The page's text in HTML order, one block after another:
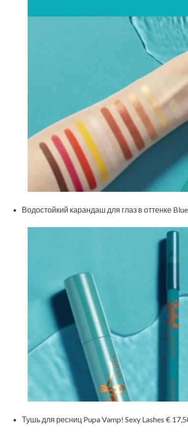
Водостойкий карандаш для глаз в оттенке
Тушь для ресниц Pupa Vamp! Sexy Lashes €